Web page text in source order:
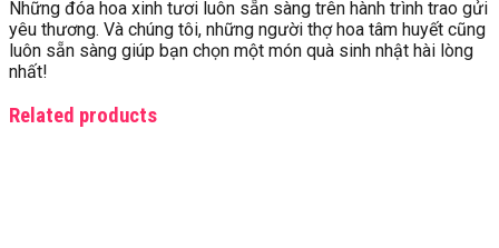
Những đóa hoa xinh tươi luôn sẵn sàng trên hành trình trao gửi
yêu thương. Và chúng tôi, những người thợ hoa tâm huyết cũng
luôn sẵn sàng giúp bạn chọn một món quà sinh nhật hài lòng
nhất!
Related products